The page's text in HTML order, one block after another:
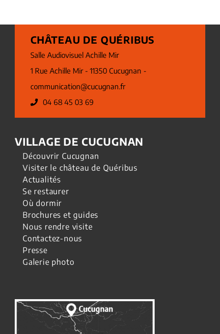
CHÂTEAU DE QUÉRIBUS
Salle Audiovisuel Achille Mir
1 Rue Achille Mir - 11350 Cucugnan -
communication@cucugnan.fr
04 68 45 03 69
VILLAGE DE CUCUGNAN
Découvrir Cucugnan
Visiter le château de Quéribus
Actualités
Se restaurer
Où dormir
Brochures et guides
Nous rendre visite
Contactez-nous
Presse
Galerie photo